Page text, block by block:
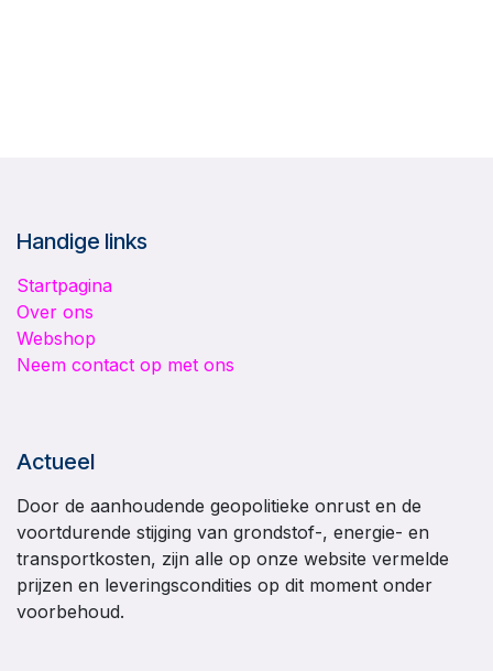
Handige links
Startpagina
Over ons
Webshop
Neem contact op met ons
Actueel
Door de aanhoudende geopolitieke onrust en de
voortdurende stijging van grondstof-, energie- en
transportkosten, zijn alle op onze website vermelde
prijzen en leveringscondities op dit moment onder
voorbehoud.